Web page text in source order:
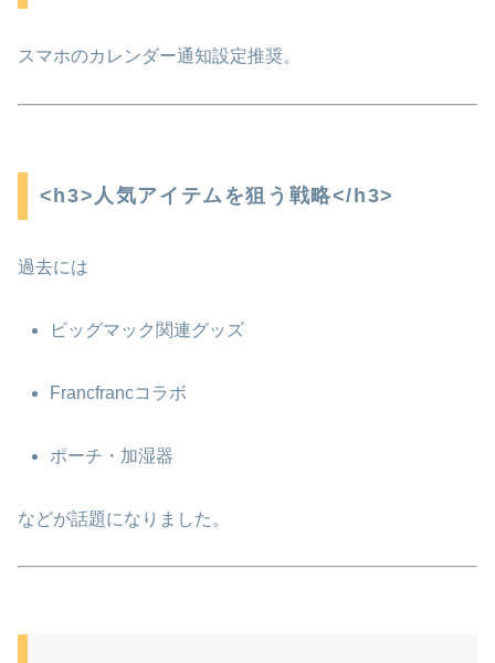
スマホのカレンダー通知設定推奨。
<h3>人気アイテムを狙う戦略</h3>
過去には
ビッグマック関連グッズ
Francfrancコラボ
ポーチ・加湿器
などが話題になりました。